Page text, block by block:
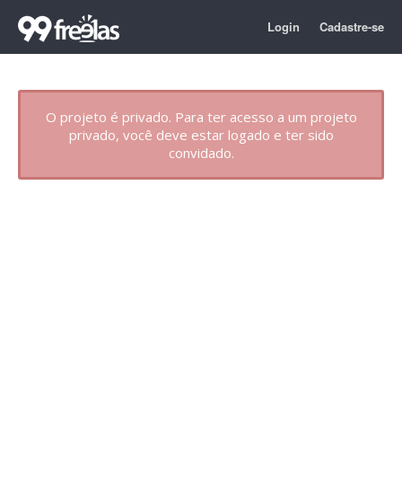
Login Cadastre-se
O projeto é privado. Para ter acesso a um projeto
privado, você deve estar logado e ter sido
convidado.